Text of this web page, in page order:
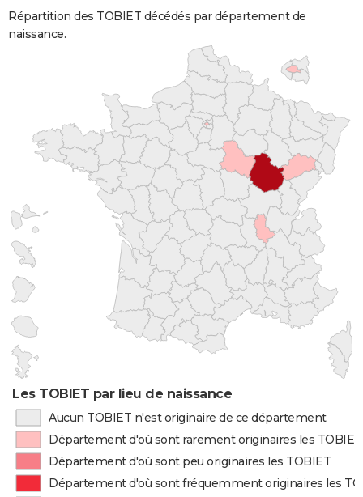
Répartition des TOBIET décédés par département de
naissance.
Les TOBIET par lieu de naissance
Aucun TOBIET n'est originaire de ce département
Département d'où sont rarement originaires les TOBIET
Département d'où sont peu originaires les TOBIET
Département d'où sont fréquemment originaires les